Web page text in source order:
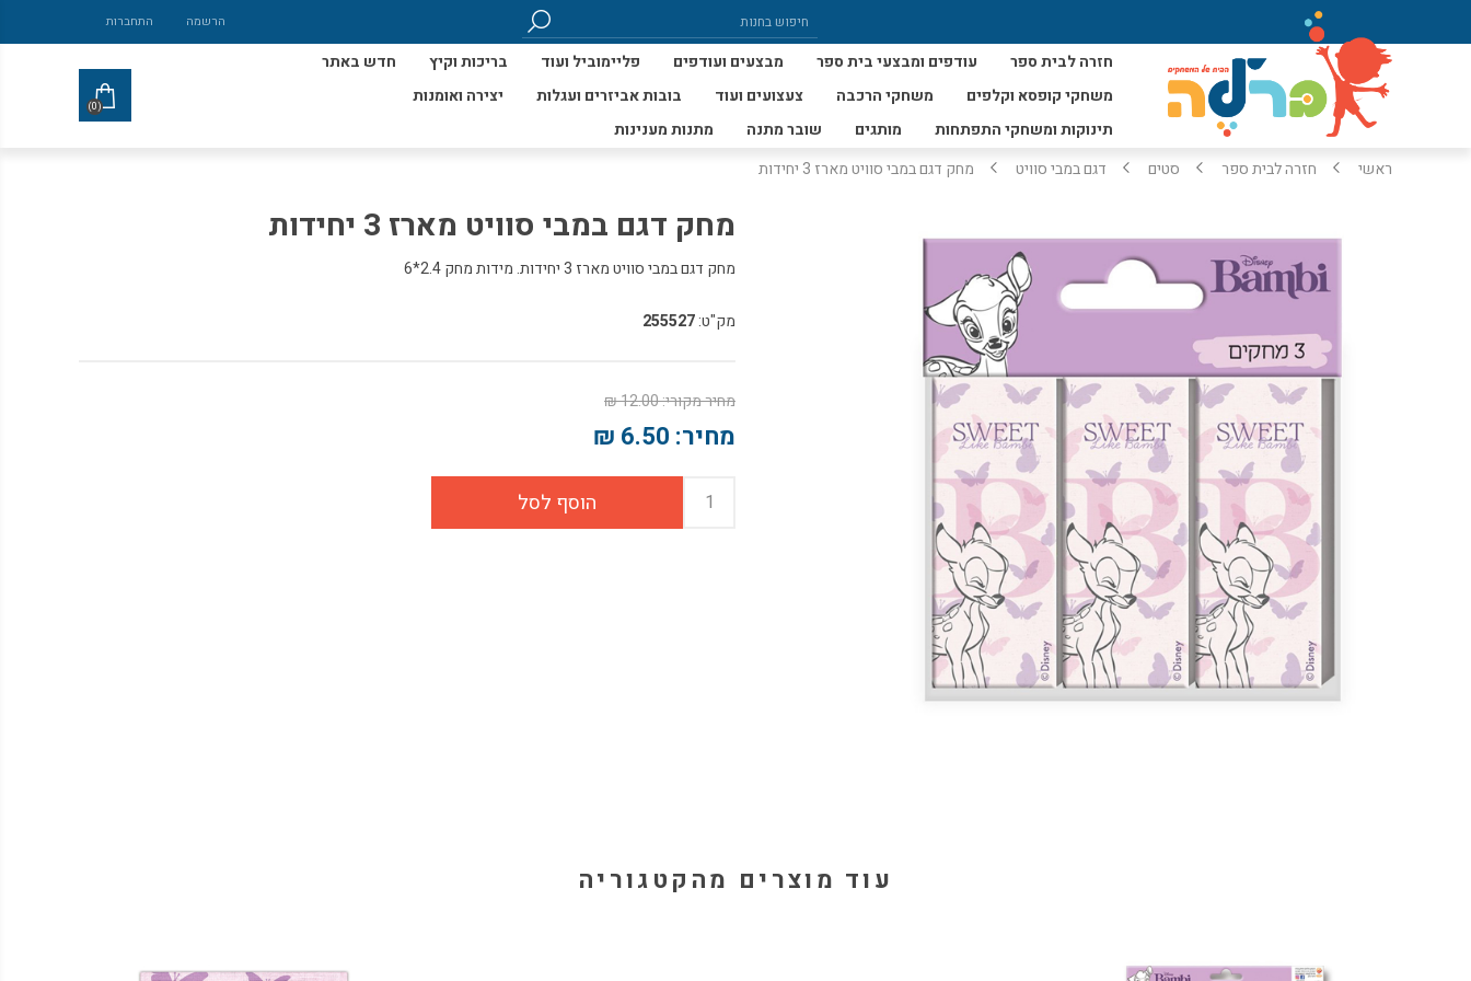
הרשמה התחברות
חזרה לבית ספר עודפים ומבצעי בית ספר מבצעים ועודפים פליימוביל ועוד בריכות וקיץ
חדש באתר
משחקי קופסא וקלפים
משחקי הרכבה צעצועים ועוד בובות אביזרים ועגלות
יצירה ואומנות
תינוקות ומשחקי התפתחות
מותגים שובר מתנה מתנות מענינות
(0)
ראשי חזרה לבית ספר סטים דגם במבי סוויט מחק דגם במבי סוויט מארז 3 יחידות
מחק דגם במבי סוויט מארז 3 יחידות
מחק דגם במבי סוויט מארז 3 יחידות. מידות מחק 2.4*6
מק"ט:255527
מחיר מקורי:12.00 ₪
מחיר: 6.50 ₪
עוד מוצרים מהקטגוריה